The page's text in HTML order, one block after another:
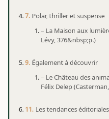
Polar, thriller et suspense
La Maison aux
Lévy, 376&nbsp;p.)
Également à découvrir
Le Château des
Félix Delep
Les tendances